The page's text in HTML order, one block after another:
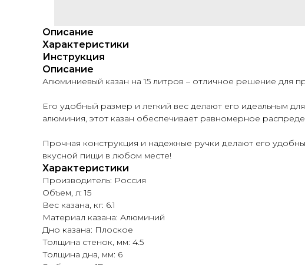
Описание
Характеристики
Инструкция
Описание
Алюминиевый казан на 15 литров – отличное решение для
Его удобный размер и легкий вес делают его идеальным
алюминия, этот казан обеспечивает равномерное
Прочная конструкция и надежные ручки делают его
вкусной пищи в любом месте!
Характеристики
Производитель: Россия
Объем, л: 15
Вес казана, кг: 6.1
Материал казана: Алюминий
Дно казана: Плоское
Толщина стенок, мм: 4.5
Толщина дна, мм: 6